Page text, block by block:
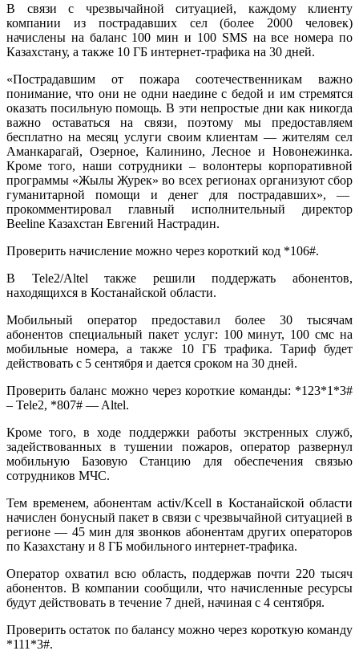
В связи с чрезвычайной ситуацией, каждому клиенту
компании из пострадавших сел (более 2000 человек)
начислены на баланс 100 мин и 100 SMS на все номера по
Казахстану, а также 10 ГБ интернет-трафика на 30 дней.
«Пострадавшим от пожара соотечественникам важно
понимание, что они не одни наедине с бедой и им стремятся
оказать посильную помощь. В эти непростые дни как никогда
важно оставаться на связи, поэтому мы предоставляем
бесплатно на месяц услуги своим клиентам — жителям сел
Аманкарагай, Озерное, Калинино, Лесное и Новонежинка.
Кроме того, наши сотрудники – волонтеры корпоративной
программы «Жылы Журек» во всех регионах организуют сбор
гуманитарной помощи и денег для пострадавших», —
прокомментировал главный исполнительный директор
Beeline Казахстан Евгений Настрадин.
Проверить начисление можно через короткий код *106#.
В Tele2/Altel также решили поддержать абонентов,
находящихся в Костанайской области.
Мобильный оператор предоставил более 30 тысячам
абонентов специальный пакет услуг: 100 минут, 100 смс на
мобильные номера, а также 10 ГБ трафика. Тариф будет
действовать с 5 сентября и дается сроком на 30 дней.
Проверить баланс можно через короткие команды: *123*1*3#
– Tele2, *807# — Altel.
Кроме того, в ходе поддержки работы экстренных служб,
задействованных в тушении пожаров, оператор развернул
мобильную Базовую Станцию для обеспечения связью
сотрудников МЧС.
Тем временем, абонентам activ/Kcell в Костанайской области
начислен бонусный пакет в связи с чрезвычайной ситуацией в
регионе — 45 мин для звонков абонентам других операторов
по Казахстану и 8 ГБ мобильного интернет-трафика.
Оператор охватил всю область, поддержав почти 220 тысяч
абонентов. В компании сообщили, что начисленные ресурсы
будут действовать в течение 7 дней, начиная с 4 сентября.
Проверить остаток по балансу можно через короткую команду
*111*3#.